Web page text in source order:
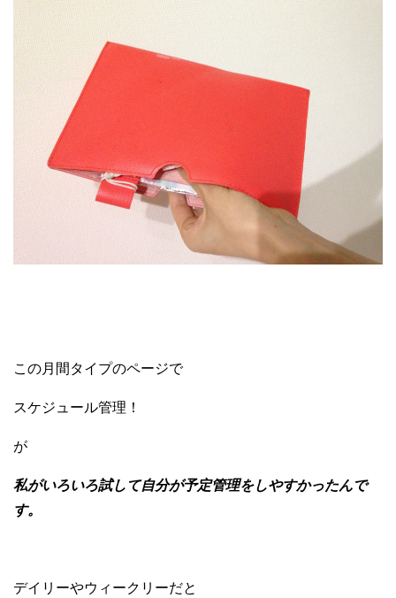
この月間タイプのページで
スケジュール管理！
が
私がいろいろ試して自分が予定管理をしやすかったんで
す。
デイリーやウィークリーだと